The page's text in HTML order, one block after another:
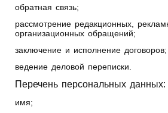
обратная связь;
рассмотрение редакционных,
организационных обращений;
заключение и исполнение договоров;
ведение деловой переписки.
Перечень персональных данных:
имя;